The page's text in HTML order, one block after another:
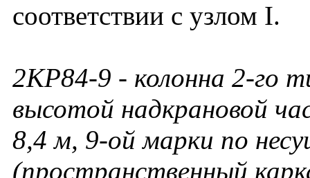
соответствии с узлом I.
2КР84-9 - колонна 2-го
высотой надкрановой
8,4 м, 9-ой марки по
(пространственный